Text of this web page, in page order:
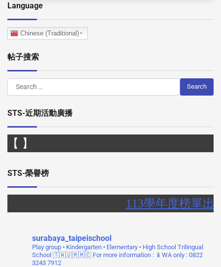
Language
Chinese (Traditional)
帖子搜索
STS-近期活動廣播
STS-榮譽榜
113學年度榜單出
surabaya_taipeischool
Play group • Kindergarten • Elementary • High School Trilingual
School 🇹🇼🇺🇲🇲🇨 For more information : 📱WA only : 0822
3243 7912